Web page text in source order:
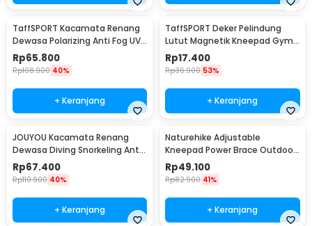
TaffSPORT Kacamata Renang
Dewasa Polarizing Anti Fog UV
Protection - GOG-3610
Rp65.800
Rp108.900 40%
+ Keranjang
TaffSPORT Deker Pelindung
Lutut Magnetik Kneepad Gym
Fitness 1 Pair 86cm - A-7720
Rp17.400
Rp36.900 53%
+ Keranjang
JOUYOU Kacamata Renang
Dewasa Diving Snorkeling Anti
Fog UV Protection - E0735
Rp67.400
Rp110.900 40%
+ Keranjang
Naturehike Adjustable
Kneepad Power Brace Outdoor
Hiking - NH15A001-M
Rp49.100
Rp82.900 41%
+ Keranjang